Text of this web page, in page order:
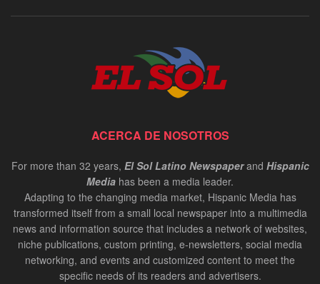
ACERCA DE NOSOTROS
For more than 32 years, El Sol Latino Newspaperand Hispanic
Media has been a media leader.
Adapting to the changing media market, Hispanic Media has
transformed itself from a small local newspaper into a multimedia
news and information source that includes a network of websites,
niche publications, custom printing, e-newsletters, social media
networking, and events and customized content to meet the
specific needs of its readers and advertisers.